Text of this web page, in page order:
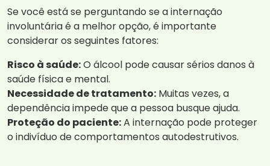
Se você está se perguntando se a internação
involuntária é a melhor opção, é importante
considerar os seguintes fatores:
Risco à saúde:O álcool pode causar sérios danos à
saúde física e mental.
Necessidade de tratamento: Muitas vezes, a
dependência impede que a pessoa busque ajuda.
Proteção do paciente:A internação pode proteger
o indivíduo de comportamentos autodestrutivos.